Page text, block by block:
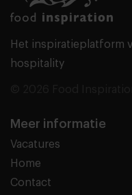
Het inspiratieplatform
hospitality
Meer informatie
Vacatures
Home
Contact